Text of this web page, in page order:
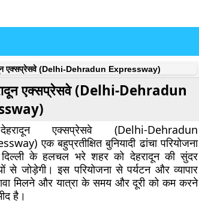
एक्सप्रेसवे (Delhi-Dehradun Expressway)
एक्सप्रेसवे (Delhi-Dehradun
देहरादून एक्सप्रेसवे (Delhi-Dehradun
एक बहुप्रतीक्षित बुनियादी ढांचा परियोजना
के हलचल भरे शहर को देहरादून की सुंदर
से जोड़ेगी।इस परियोजना से पर्यटन और व्यापार
मिलने और यात्रा के समय और दूरी को कम करने
है।